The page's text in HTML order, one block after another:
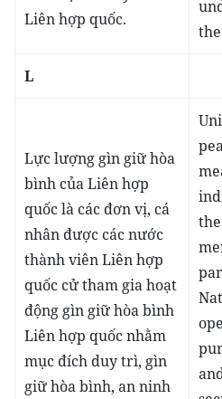
Liên hợp quốc.
L
Lực lượng gìn giữ hòa
bình của Liên hợp
quốc là các đơn vị, cá
nhân được các nước
thành viên Liên hợp
quốc cử tham gia hoạt
động gìn giữ hòa bình
Liên hợp quốc nhằm
mục đích duy trì, gìn
giữ hòa bình, an ninh